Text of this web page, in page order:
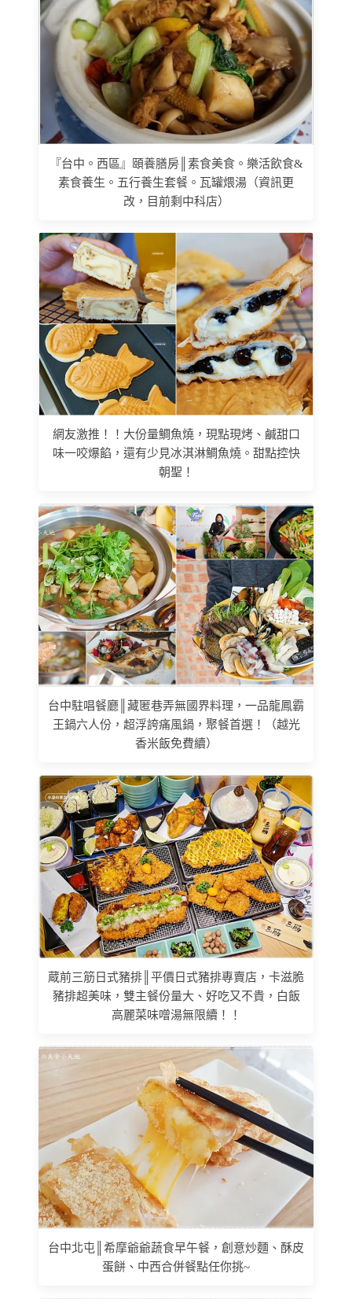
『台中。西區』頤養膳房║素食美食。樂活飲食&
素食養生。五行養生套餐。瓦罐煨湯（資訊更
改，目前剩中科店）
網友激推！！大份量鯛魚燒，現點現烤、鹹甜口
味一咬爆餡，還有少見冰淇淋鯛魚燒。甜點控快
朝聖！
台中駐唱餐廳║藏匿巷弄無國界料理，一品龍鳳霸
王鍋六人份，超浮誇痛風鍋，聚餐首選！（越光
香米飯免費續）
蔵前三筋日式豬排║平價日式豬排專賣店，卡滋脆
豬排超美味，雙主餐份量大、好吃又不貴，白飯
高麗菜味噌湯無限續！！
台中北屯║希摩爺爺蔬食早午餐，創意炒麵、酥皮
蛋餅、中西合併餐點任你挑~